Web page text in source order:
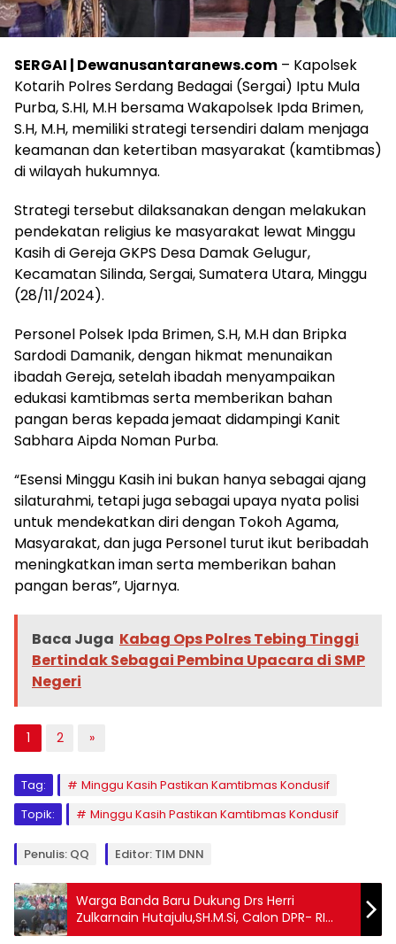
SERGAI | Dewanusantaranews.com – Kapolsek
Kotarih Polres Serdang Bedagai (Sergai) Iptu Mula
Purba, S.HI, M.H bersama Wakapolsek Ipda Brimen,
S.H, M.H, memiliki strategi tersendiri dalam menjaga
keamanan dan ketertiban masyarakat (kamtibmas)
di wilayah hukumnya.
Strategi tersebut dilaksanakan dengan melakukan
pendekatan religius ke masyarakat lewat Minggu
Kasih di Gereja GKPS Desa Damak Gelugur,
Kecamatan Silinda, Sergai, Sumatera Utara, Minggu
(28/11/2024).
Personel Polsek Ipda Brimen, S.H, M.H dan Bripka
Sardodi Damanik, dengan hikmat menunaikan
ibadah Gereja, setelah ibadah menyampaikan
edukasi kamtibmas serta memberikan bahan
pangan beras kepada jemaat didampingi Kanit
Sabhara Aipda Noman Purba.
“Esensi Minggu Kasih ini bukan hanya sebagai ajang
silaturahmi, tetapi juga sebagai upaya nyata polisi
untuk mendekatkan diri dengan Tokoh Agama,
Masyarakat, dan juga Personel turut ikut beribadah
meningkatkan iman serta memberikan bahan
pangan beras”, Ujarnya.
Baca Juga Kabag Ops Polres Tebing Tinggi
Bertindak Sebagai Pembina Upacara di SMP
Negeri
1 2 »
Tag:
Minggu Kasih Pastikan Kamtibmas Kondusif
Topik:
Minggu Kasih Pastikan Kamtibmas Kondusif
Penulis: QQ Editor: TIM DNN
Warga Banda Baru Dukung Drs Herri
Zulkarnain Hutajulu,SH.M.Si, Calon DPR- RI
Dari Partai Demokrat